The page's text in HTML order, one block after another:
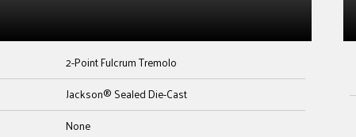
2-Point Fulcrum Tremolo
Jackson® Sealed Die-Cast
None